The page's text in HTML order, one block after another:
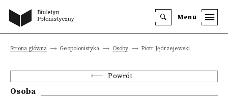
Menu
Strona główna Geopolonistyka Osoby Piotr Jędrzejewski
Powrót
Osoba